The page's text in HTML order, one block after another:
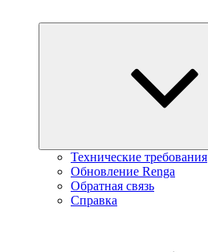
Технические требования
Обновление Renga
Обратная связь
Справка